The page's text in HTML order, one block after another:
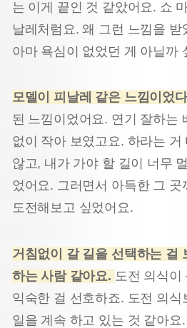
는 이게 끝인 것 같았어요. 쇼
날레처럼요. 왜 그런 느낌을
아마 욕심이 없었던 게 아닐까
모델이 피날레 같은 느낌이었
된 느낌이었어요. 연기 잘하는
없이 작아 보였고요. 하라는 거
않고, 내가 가야 할 길이 너무
었어요. 그러면서 아득한 그
도전해보고 싶었어요.
거침없이 갈 길을 선택하는 걸
하는 사람 같아요. 도전 의식이
익숙한 걸 선호하죠. 도전 의식
일을 계속 하고 있는 것 같아요